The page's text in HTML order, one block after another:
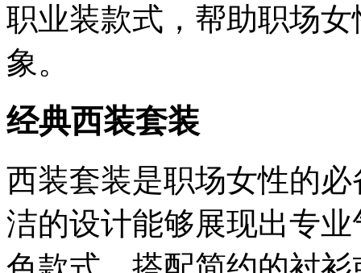
职业装款式，帮助职场
象。
经典西装套装
西装套装是职场女性的
洁的设计能够展现出专